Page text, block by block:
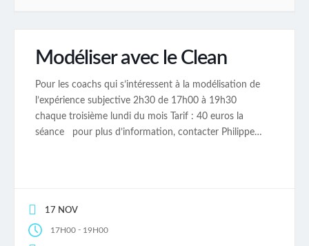
Modéliser avec le Clean
Pour les coachs qui s’intéressent à la modélisation de
l’expérience subjective 2h30 de 17h00 à 19h30
chaque troisième lundi du mois Tarif : 40 euros la
séance pour plus d’information, contacter Philippe
17 NOV
17H00 - 19H00